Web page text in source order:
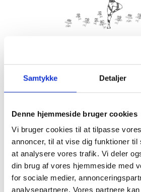
Samtykke Detaljer
Denne hjemmeside bruger cookies
Vi bruger cookies til at tilpasse
annoncer, til at vise dig funktioner til
at analysere vores trafik. Vi deler
din brug af vores hjemmeside med
for sociale medier,
analysepartnere. Vores partnere
Kom med morgenhår og tag din nabo
Husk din yogamåtte.
Hvis det er dårligt vejr, er vi indendørs
Hornbækhus.
Info